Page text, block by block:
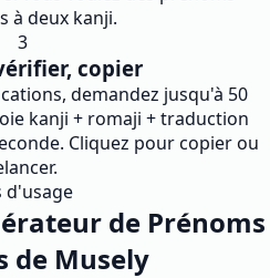
à deux kanji.
3
copier
demandez jusqu'à 50
kanji + romaji + traduction
Cliquez pour copier ou
d'usage
de Prénoms
de Musely